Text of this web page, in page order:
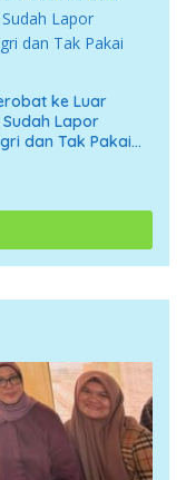
ke Luar
Lapor
dan Tak Pakai